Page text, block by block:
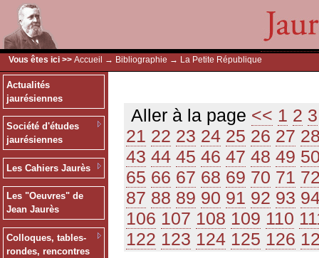
Vous êtes ici >> Accueil → Bibliographie → La Petite République
Actualités
jaurésiennes
Société d'études
jaurésiennes
Les Cahiers Jaurès
Les "Oeuvres" de
Jean Jaurès
Colloques, tables-
rondes, rencontres
Aller à la page << 1 2 3
21 22 23 24 25 26 27
43 44 45 46 47 48 49
65 66 67 68 69 70 71
87 88 89 90 91 92 93
106 107 108 109 110
122 123 124 125 126